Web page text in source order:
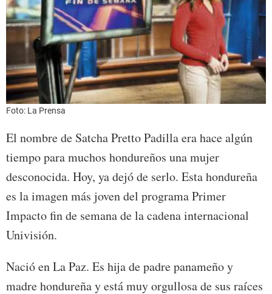
Foto: La Prensa
El nombre de Satcha Pretto Padilla era hace algún
tiempo para muchos hondureños una mujer
desconocida. Hoy, ya dejó de serlo. Esta hondureña
es la imagen más joven del programa Primer
Impacto fin de semana de la cadena internacional
Univisión.
Nació en La Paz. Es hija de padre panameño y
madre hondureña y está muy orgullosa de sus raíces